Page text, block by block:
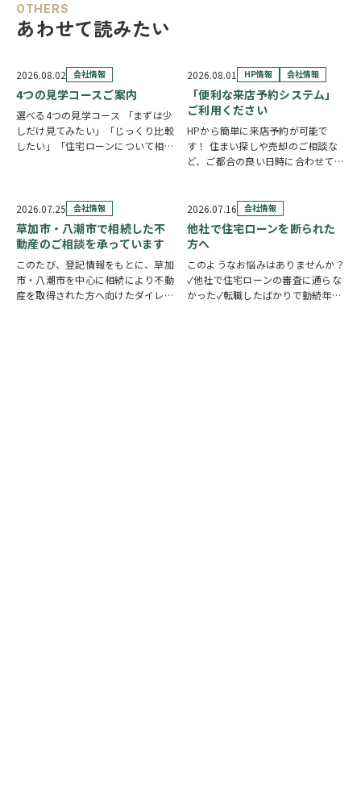
OTHERS
あわせて読みたい
2026.08.02 会社情報
4つの見学コースご案内
選べる4つの見学コース 「まずは少
しだけ見てみたい」「じっくり比較
したい」「住宅ローンについて相談
せて選べる4つの見学コースをご用
意しています。 …
2026.08.01 HP情報 会社情報
「便利な来店予約システム」
ご利用ください
HPから簡単に来店予約が可能で
す！ 住まい探しや売却のご相談な
ど、ご都合の良い日時に合わせてホ
望の日程を選んで、必要事項を入力
するだけで予約完了！ 「まずは相
談だけしたい」「気…
2026.07.25 会社情報
草加市・八潮市で相続した不
動産のご相談を承っています
このたび、登記情報をもとに、草加
市・八潮市を中心に相続により不動
産を取得された方へ向けたダイレク
2026.07.16 会社情報
他社で住宅ローンを断られた
方へ
このようなお悩みはありませんか？
✓他社で住宅ローンの審査に通らな
かった✓転職したばかりで勤続年数